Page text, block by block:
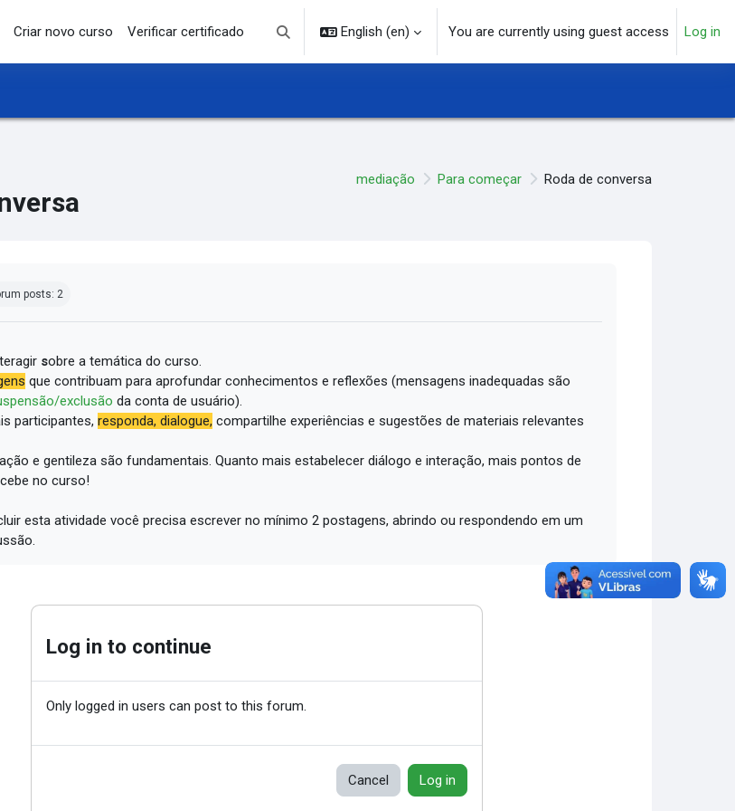
Criar novo curso Verificar certificado
Toggle search input
English ‎(en)‎ You are currently using guest access Log in
mediação Para começar Roda de conversa
posts: 2
sobre a temática do curso.
que contribuam para aprofundar conhecimentos e reflexões (mensagens inadequadas são
exclusão da conta de usuário).
participantes,responda, dialogue, compartilhe experiências e sugestões de materiais relevantes
e gentileza são fundamentais.Quanto mais estabelecer diálogo e interação, mais pontos de
no curso!
esta atividade você precisa escrever no mínimo 2 postagens, abrindo ou respondendo em um
Log in to continue
Only logged in users can post to this forum.
Cancel Log in